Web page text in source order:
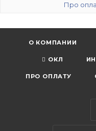
Про
О КОМПАНИИ
ОКЛ
ПРО ОПЛАТУ